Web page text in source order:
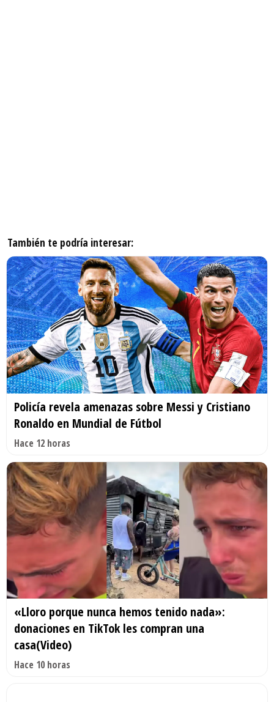
También te podría interesar:
Policía revela amenazas sobre Messi y Cristiano
Ronaldo en Mundial de Fútbol
Hace 12 horas
«Lloro porque nunca hemos tenido nada»:
donaciones en TikTok les compran una
casa(Video)
Hace 10 horas